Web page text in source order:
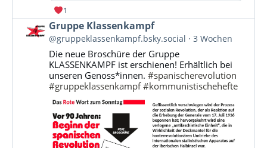
1
Beitrag
von
Gruppe
Klassenkampf
Bluesky
ansehen
Gruppe Klassenkampf
@gruppeklassenkampf.bsky.social 3 Wochen
Die neue Broschüre der Gruppe
KLASSENKAMPF ist erschienen! Erhältlich bei
unseren Genoss*innen.#spanischerevolution
#gruppeklassenkampf #kommunistischehefte